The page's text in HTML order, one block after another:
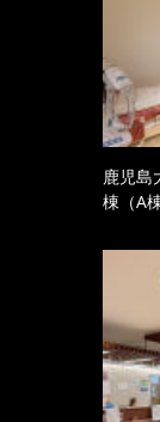
鹿児島
棟（A